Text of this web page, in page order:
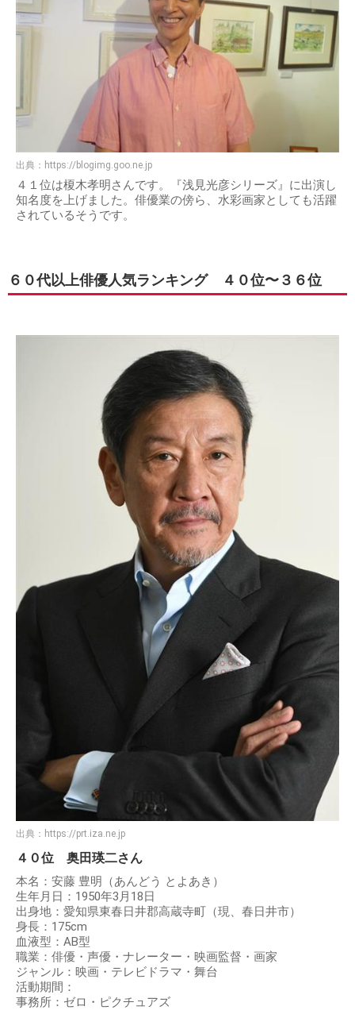
出典： https://blogimg.goo.ne.jp
４１位は榎木孝明さんです。『浅見光彦シリーズ』に出演し
知名度を上げました。俳優業の傍ら、水彩画家としても活躍
されているそうです。
６０代以上俳優人気ランキング ４０位〜３６位
出典： https://prt.iza.ne.jp
４０位 奥田瑛二さん
本名：安藤 豊明（あんどう とよあき）
生年月日：1950年3月18日
出身地：愛知県東春日井郡高蔵寺町（現、春日井市）
身長：175cm
血液型：AB型
職業：俳優・声優・ナレーター・映画監督・画家
ジャンル：映画・テレビドラマ・舞台
活動期間：
事務所：ゼロ・ピクチュアズ